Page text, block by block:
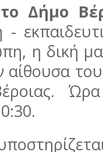
Δήμο
-
η δική
αίθουσα